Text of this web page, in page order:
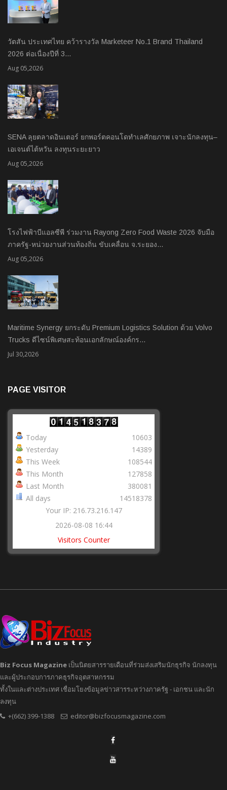
วัตสัน ประเทศไทย คว้ารางวัล Marketeer No.1 Brand Thailand
2026 ต่อเนื่องปีที่ 3…
Aug 05,2026
SENA ลุยตลาดอินเตอร์ ยกพอร์ตคอนโดทำเลศักยภาพ เจาะนักลงทุน–
เอเจนต์ไต้หวัน ลงทุนระยะยาว
Aug 05,2026
โรงไฟฟ้าบีแอลซีพี ร่วมงาน Rayong Zero Food Waste 2026 จับมือ
ภาครัฐ-หน่วยงานส่วนท้องถิ่น ขับเคลื่อน จ.ระยอง…
Aug 05,2026
Maritime Synergy ยกระดับ Premium Logistics Solution ด้วย Volvo
Trucks ดีไซน์พิเศษสะท้อนเอกลักษณ์องค์กร…
Jul 30,2026
PAGE VISITOR
Today
Yesterday
This Week
This Month
Last Month
All days
10603
14389
108544
127858
380081
14518378
Your IP: 216.73.216.147
2026-08-08 16:44
Visitors Counter
Biz Focus Magazine เป็นนิตยสารรายเดือนที่ร่วมส่งเสริมนักธุรกิจ นักลงทุน
และผู้ประกอบการภาคธุรกิจอุตสาหกรรม
ทั้งในและต่างประเทศ เชื่อมโยงข้อมูลข่าวสารระหว่างภาครัฐ - เอกชน และนัก
ลงทุน
+(662) 399-1388
editor@bizfocusmagazine.com